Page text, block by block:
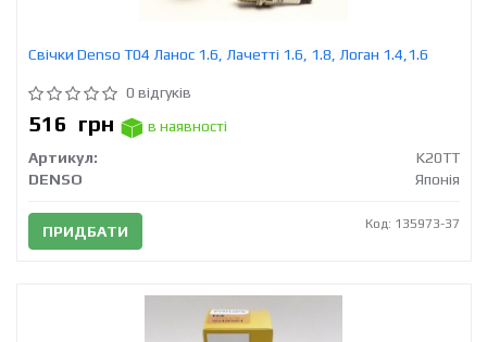
Свічки Denso T04 Ланос 1.6, Лачетті 1.6, 1.8, Логан 1.4,1.6
0 відгуків
516 грн
в наявності
Артикул:
K20TT
DENSO
Японія
ПРИДБАТИ Код: 135973-37